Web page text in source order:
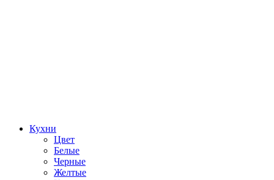
Кухни
Цвет
Белые
Черные
Желтые